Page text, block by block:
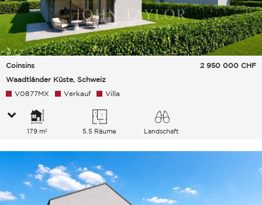
Coinsins
Waadtländer Küste, Schweiz
2 950 000 CHF
V0877MX Verkauf Villa
179 m² 5.5 Räume Landschaft